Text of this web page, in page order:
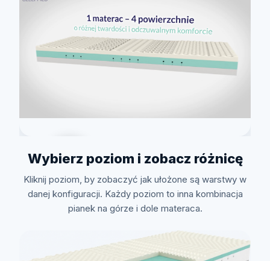
Zobacz jak to zrobić
Wybierz poziom i zobacz różnicę
Kliknij poziom, by zobaczyć jak ułożone są warstwy w
danej konfiguracji. Każdy poziom to inna kombinacja
pianek na górze i dole materaca.